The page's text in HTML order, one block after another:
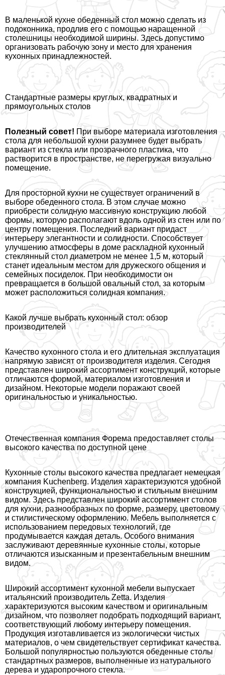
В маленькой кухне обеденный стол можно сделать из
подоконника, продлив его с помощью наращенной
столешницы необходимой ширины. Здесь допустимо
организовать рабочую зону и место для хранения
кухонных принадлежностей.
Стандартные размеры круглых, квадратных и
прямоугольных столов
Полезный совет! При выборе материала изготовления
стола для небольшой кухни разумнее будет выбрать
вариант из стекла или прозрачного пластика, что
растворится в прострaнcтве, не перегружая визуально
помещение.
Для просторной кухни не существует ограничений в
выборе обеденного стола. В этом случае можно
приобрести солидную массивную конструкцию любой
формы, которую располагают вдоль одной из стен или по
центру помещения. Последний вариант придаст
интерьеру элегантности и солидности. Способствует
улучшению атмосферы в доме раскладной кухонный
стеклянный стол диаметром не менее 1,5 м, который
станет идеальным местом для дружеского общения и
семейных посиделок. При необходимости он
превращается в большой овальный стол, за которым
может расположиться солидная компания.
Какой лучше выбрать кухонный стол: обзор
производителей
Качество кухонного стола и его длительная эксплуатация
напрямую зависят от производителя изделия. Сегодня
представлен широкий ассортимент конструкций, которые
отличаются формой, материалом изготовления и
дизайном. Некоторые модели поражают своей
оригинальностью и уникальностью.
Отечественная компания Форема предоставляет столы
высокого качества по доступной цене
Кухонные столы высокого качества предлагает немецкая
компания Kuchenberg. Изделия хаpaктеризуются удобной
конструкцией, функциональностью и стильным внешним
видом. Здесь представлен широкий ассортимент столов
для кухни, разнообразных по форме, размеру, цветовому
и стилистическому оформлению. Мебель выполняется с
использованием передовых технологий, где
продумывается каждая деталь. Особого внимания
заслуживают деревянные кухонные столы, которые
отличаются изысканным и презентабельным внешним
видом.
Широкий ассортимент кухонной мебели выпускает
итальянский производитель Zetta. Изделия
хаpaктеризуются высоким качеством и оригинальным
дизайном, что позволяет подобрать подходящий вариант,
соответствующий любому интерьеру помещения.
Продукция изготавливается из экологически чистых
материалов, о чем свидетельствует сертификат качества.
Большой популярностью пользуются обеденные столы
стандартных размеров, выполненные из натурального
дерева и ударопрочного стекла.